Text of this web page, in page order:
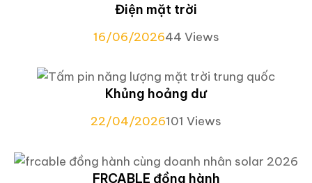
Điện mặt trời
16/06/202644 Views
Khủng hoảng dư
22/04/2026101 Views
FRCABLE đồng hành